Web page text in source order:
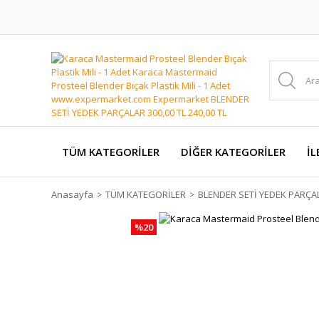
TÜM KATEGORİLER DİĞER KATEGORİLER
Anasayfa TÜM KATEGORİLER BLENDER SETİ YEDEK
%20